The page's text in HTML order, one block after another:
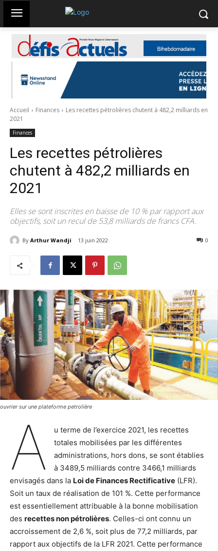
Accueil Finances
Les recettes pétrolières chutent à 482,2 milliards en
2021
Finances
Les recettes pétrolières
chutent à 482,2 milliards en
2021
Elles se sont inscrites en baisse de 10 % par rapport aux
objectifs, soit un recul de 53,8 milliards de francs CFA.
By Arthur Wandji 13 juin 2022 0
ouvrier sur une plateforme petrolière
A
u terme de l’exercice 2021, les recettes
totales mobilisées par les différentes
administrations, hors dons, se sont établies
à 3489,5 milliards contre 3466,1 milliards
envisagés dans la Loi de Finances Rectificative (LFR).
Soit un taux de réalisation de 101 %. Cette performance
est essentiellement attribuable à la bonne mobilisation
des recettes non pétrolières. Celles-ci ont connu un
accroissement de 2,6 %, soit plus de 77,2 milliards, par
rapport aux objectifs de la LFR 2021. Cette performance